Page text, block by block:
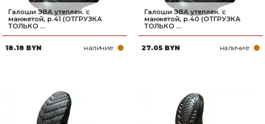
Галоши ЭВА утеплен. с
манжетой, р.41 (ОТГРУЗКА
ТОЛЬКО ...
18.18 BYN наличие:
Галоши ЭВА утеплен. с
манжетой, р.40 (ОТГРУЗКА
ТОЛЬКО ...
27.05 BYN наличие: